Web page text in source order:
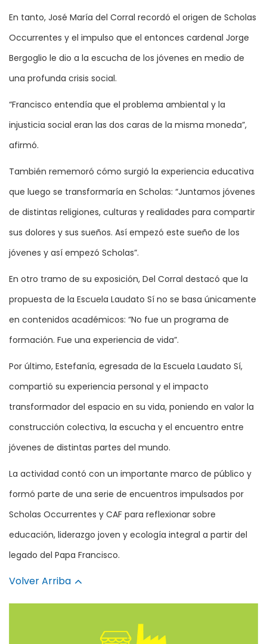
En tanto, José María del Corral recordó el origen de Scholas
Occurrentes y el impulso que el entonces cardenal Jorge
Bergoglio le dio a la escucha de los jóvenes en medio de
una profunda crisis social.
“Francisco entendía que el problema ambiental y la
injusticia social eran las dos caras de la misma moneda”,
afirmó.
También rememoró cómo surgió la experiencia educativa
que luego se transformaría en Scholas: “Juntamos jóvenes
de distintas religiones, culturas y realidades para compartir
sus dolores y sus sueños. Así empezó este sueño de los
jóvenes y así empezó Scholas”.
En otro tramo de su exposición, Del Corral destacó que la
propuesta de la Escuela Laudato Sí no se basa únicamente
en contenidos académicos: “No fue un programa de
formación. Fue una experiencia de vida”.
Por último, Estefanía, egresada de la Escuela Laudato Sí,
compartió su experiencia personal y el impacto
transformador del espacio en su vida, poniendo en valor la
construcción colectiva, la escucha y el encuentro entre
jóvenes de distintas partes del mundo.
La actividad contó con un importante marco de público y
formó parte de una serie de encuentros impulsados por
Scholas Occurrentes y CAF para reflexionar sobre
educación, liderazgo joven y ecología integral a partir del
legado del Papa Francisco.
Volver Arriba